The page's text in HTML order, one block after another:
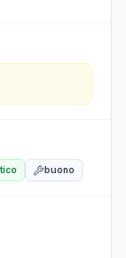
buono